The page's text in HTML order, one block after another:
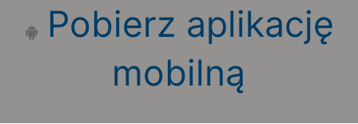
Pobierz aplikację
mobilną